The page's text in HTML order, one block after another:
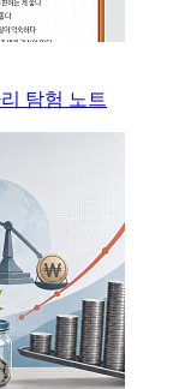
탐험 노트